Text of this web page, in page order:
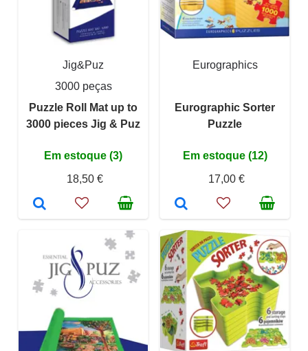
Jig&Puz
3000 peças
Puzzle Roll Mat up to
3000 pieces Jig & Puz
Em estoque (3)
18,50 €
Eurographics
Eurographic Sorter
Puzzle
Em estoque (12)
17,00 €